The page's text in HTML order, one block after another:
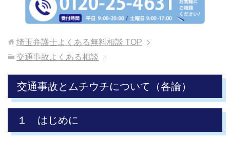
埼玉弁護士よくある無料相談 TOP
交通事故よくある相談
交通事故とムチウチについて（各論）
１ はじめに